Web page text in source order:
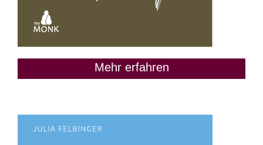
Mehr erfahren